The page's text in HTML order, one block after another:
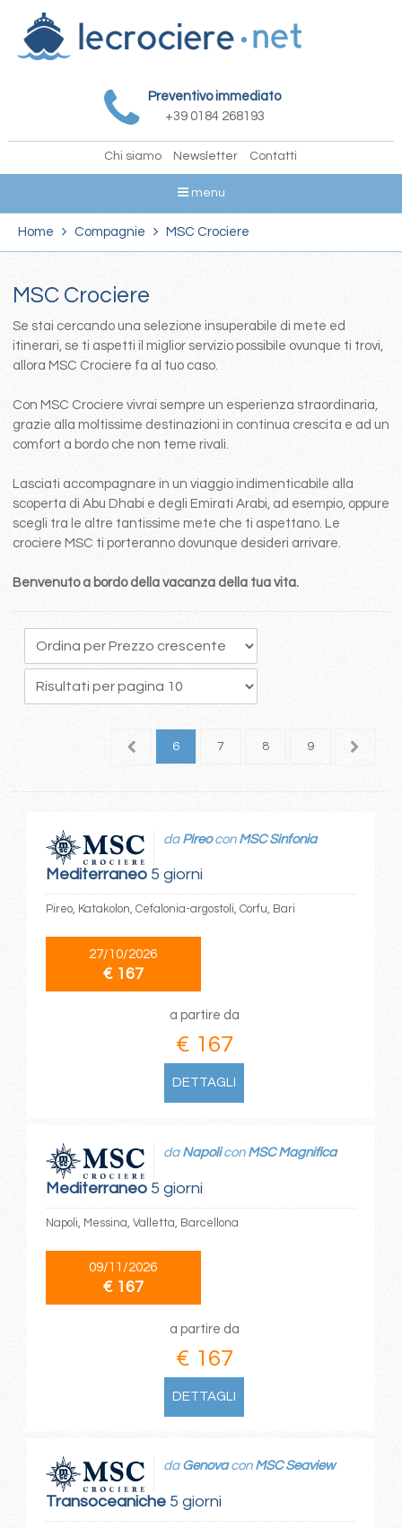
Preventivo immediato
+39 0184 268193
Chi siamo Newsletter Contatti
menu
Home Compagnie MSC Crociere
MSC Crociere
Se stai cercando una selezione insuperabile di mete ed
itinerari, se ti aspetti il miglior servizio possibile ovunque ti trovi,
allora MSC Crociere fa al tuo caso.
Con MSC Crociere vivrai sempre un esperienza straordinaria,
grazie alla moltissime destinazioni in continua crescita e ad un
comfort a bordo che non teme rivali.
Lasciati accompagnare in un viaggio indimenticabile alla
scoperta di Abu Dhabi e degli Emirati Arabi, ad esempio, oppure
scegli tra le altre tantissime mete che ti aspettano. Le
crociere MSC ti porteranno dovunque desideri arrivare.
Benvenuto a bordo della vacanza della tua vita.
5 6 7 8 9 10
Mediterraneo5 giorni
da Pireocon MSC Sinfonia
Pireo, Katakolon, Cefalonia-argostoli, Corfu, Bari
27/10/2026
€ 167
a partire da
€ 167
DETTAGLI
Mediterraneo5 giorni
da Napolicon MSC Magnifica
Napoli, Messina, Valletta, Barcellona
09/11/2026
€ 167
a partire da
€ 167
DETTAGLI
Transoceaniche5 giorni
da Genovacon MSC Seaview